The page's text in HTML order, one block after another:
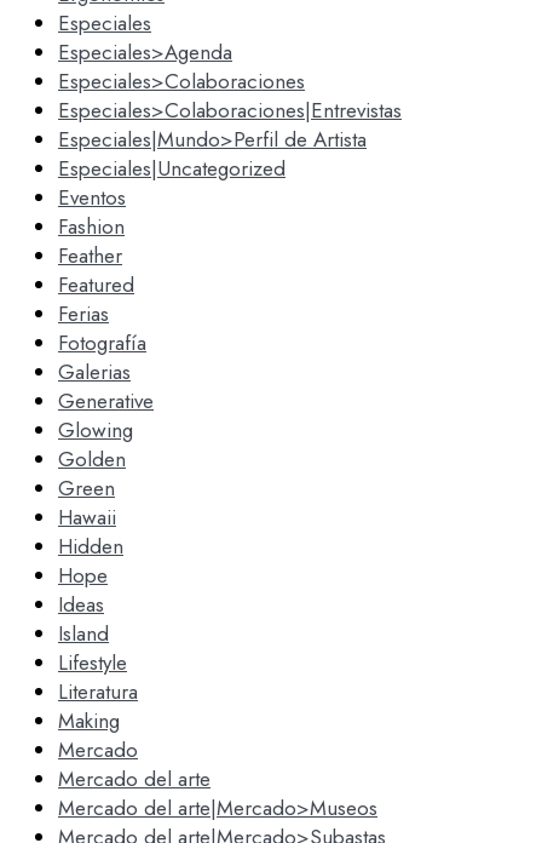
Especiales
Especiales>Agenda
Especiales>Colaboraciones
Especiales>Colaboraciones|Entrevistas
Especiales|Mundo>Perfil de Artista
Especiales|Uncategorized
Eventos
Fashion
Feather
Featured
Ferias
Fotografía
Galerias
Generative
Glowing
Golden
Green
Hawaii
Hidden
Hope
Ideas
Island
Lifestyle
Literatura
Making
Mercado
Mercado del arte
Mercado del arte|Mercado>Museos